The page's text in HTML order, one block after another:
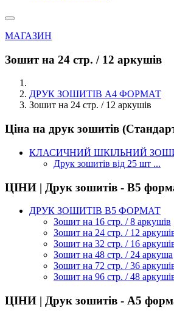
МАГАЗИН
Зошит на 24 стр. / 12 аркушів
ДРУК ЗОШИТІВ А4 ФОРМАТ
Зошит на 24 стр. / 12 аркушів
Ціна на друк зошитів
КЛАСИЧНИЙ ШКІЛЬНИЙ
Друк зошитів від 25 шт ...
ЦІНИ | Друк зошитів - В5
ДРУК ЗОШИТІВ В5 ФОРМАТ
Зошит на 16 стр. / 8 аркушів
Зошит на 24 стр. / 12
Зошит на 32 стр. / 16
Зошит на 48 стр. / 24 аркуша
Зошит на 72 стр. / 36
Зошит на 96 стр. / 48
ЦІНИ | Друк зошитів - А5